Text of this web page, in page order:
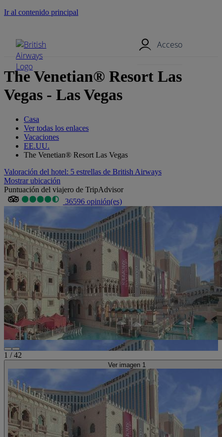
Ir al contenido principal
Acceso
The Venetian® Resort Las
Vegas - Las Vegas
Casa
Ver todas los enlaces
Vacaciones
EE.UU.
The Venetian® Resort Las Vegas
Valoración del hotel: 5 estrellas de British Airways
Mostrar ubicación
Puntuación del viajero de TripAdvisor
36596 opinión(es)
1 /42
Ver imagen 1